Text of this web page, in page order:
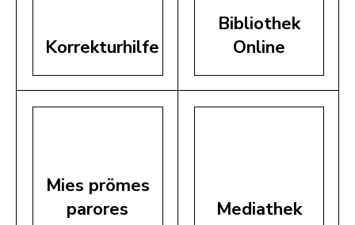
Korrekturhilfe
Bibliothek
Online
Mies prömes
parores
Mediathek